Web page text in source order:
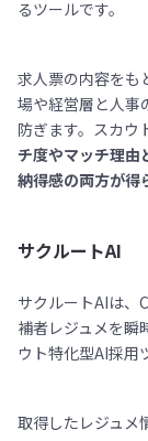
るツールです。
求人票の内容をも
場や経営層と人事
防ぎます。スカウ
チ度やマッチ理由
納得感の両方が得
サクルートAI
サクルートAIは
補者レジュメを瞬
ウト特化型AI採用
取得したレジュメ